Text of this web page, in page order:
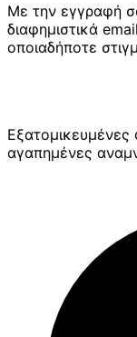
Με την εγγραφή
διαφημιστικά
οποιαδήποτε
αγαπημένες